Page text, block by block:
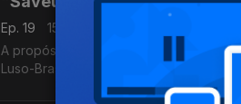
Ep. 19
15 mai. 2026
A propósito do 25 de Abril, o
Luso-Brasilidade e a Luso American